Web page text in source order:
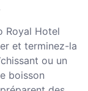
Royal Hotel
et terminez-la
ou un
boisson